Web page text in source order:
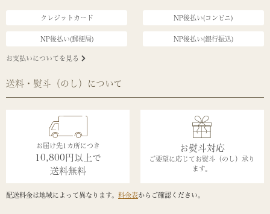
クレジットカード NP後払い(コンビニ)
NP後払い(郵便局) NP後払い(銀行振込)
お支払いについてを見る
送料・熨斗（のし）について
お届け先1カ所につき
10,800円以上で
送料無料
お熨斗対応
ご要望に応じてお熨斗（のし）承り
ます。
配送料金は地域によって異なります。 料金表からご確認ください。